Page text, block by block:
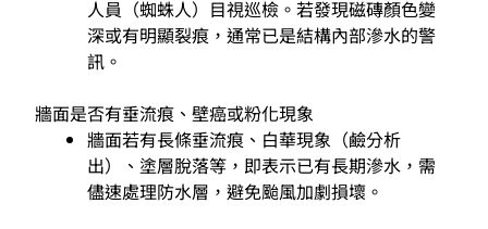
人員（蜘蛛人）目視巡檢。若發現磁磚顏色變
深或有明顯裂痕，通常已是結構內部滲水的警
訊。
牆面是否有垂流痕、壁癌或粉化現象
牆面若有長條垂流痕、白華現象（鹼分析
出）、塗層脫落等，即表示已有長期滲水，需
儘速處理防水層，避免颱風加劇損壞。